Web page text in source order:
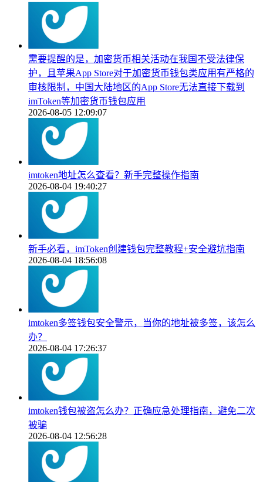
需要提醒的是，加密货币相关活动在我国不受法律保
护，且苹果App Store对于加密货币钱包类应用有严格的
审核限制，中国大陆地区的App Store无法直接下载到
imToken等加密货币钱包应用
2026-08-05 12:09:07
imtoken地址怎么查看？新手完整操作指南
2026-08-04 19:40:27
新手必看，imToken创建钱包完整教程+安全避坑指南
2026-08-04 18:56:08
imtoken多签钱包安全警示，当你的地址被多签，该怎么
办？
2026-08-04 17:26:37
imtoken钱包被盗怎么办？正确应急处理指南，避免二次
被骗
2026-08-04 12:56:28